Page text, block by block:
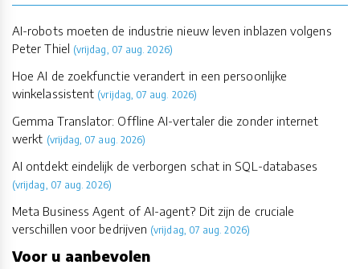
AI-robots moeten de industrie nieuw leven inblazen volgens
Peter Thiel (vrijdag, 07 aug. 2026)
Hoe AI de zoekfunctie verandert in een persoonlijke
winkelassistent (vrijdag, 07 aug. 2026)
Gemma Translator: Offline AI-vertaler die zonder internet
werkt (vrijdag, 07 aug. 2026)
AI ontdekt eindelijk de verborgen schat in SQL-databases
(vrijdag, 07 aug. 2026)
Meta Business Agent of AI-agent? Dit zijn de cruciale
verschillen voor bedrijven (vrijdag, 07 aug. 2026)
Voor u aanbevolen